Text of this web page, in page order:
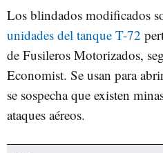
Los blindados modificados
unidades del tanque T-72
de Fusileros Motorizados,
Economist. Se usan para
se sospecha que existen
ataques aéreos.